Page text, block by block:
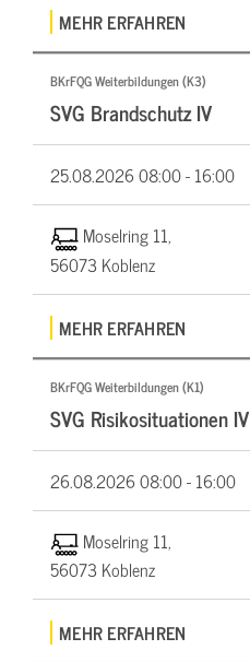
MEHR ERFAHREN
BKrFQG Weiterbildungen (K3)
SVG Brandschutz IV
25.08.202608:00 - 16:00
Moselring 11,
56073 Koblenz
MEHR ERFAHREN
BKrFQG Weiterbildungen (K1)
SVG Risikosituationen IV
26.08.202608:00 - 16:00
Moselring 11,
56073 Koblenz
MEHR ERFAHREN